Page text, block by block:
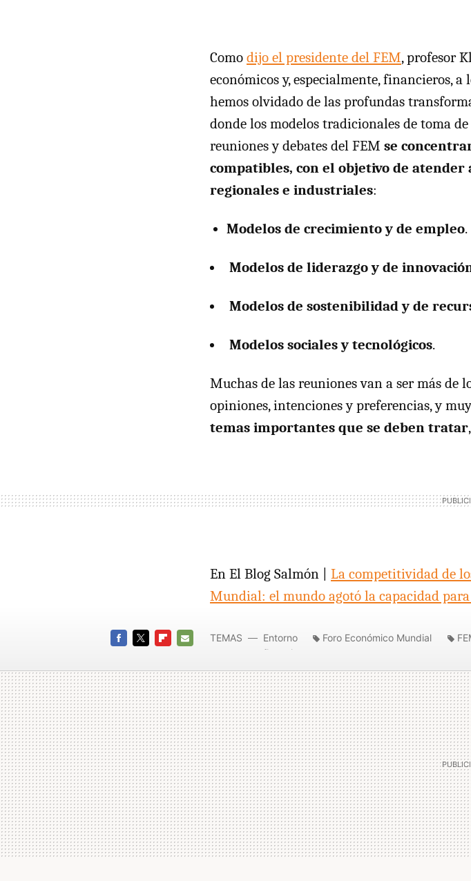
Como dijo el presidente del FEM, profesor
económicos y, especialmente, financieros,
hemos olvidado de las profundas
donde los modelos tradicionales de toma
reuniones y debates del FEM se
compatibles, con el objetivo de atender
regionales e industriales:
Modelos de crecimiento y de empleo.
Modelos de liderazgo y de
Modelos de sostenibilidad y de
Modelos sociales y tecnológicos.
Muchas de las reuniones van a ser más de
opiniones, intenciones y preferencias, y
temas importantes que se deben tratar
En El Blog Salmón | La competitividad de
Mundial: el mundo agotó la capacidad
MAIL
TEMAS Entorno Foro Económico Mundial
financiero